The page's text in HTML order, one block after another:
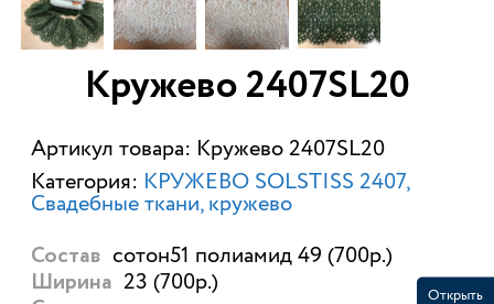
Кружево 2407SL20
Артикул товара: Кружево 2407SL20
Категория: КРУЖЕВО SOLSTISS 2407
Свадебные ткани, кружево
Состав сотон51 полиамид 49 (700р.)
Ширина 23 (700р.) Открыть